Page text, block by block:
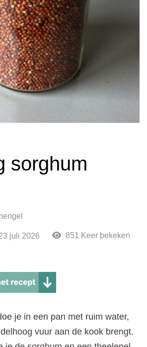
sorghum
juli 2026 851 Keer bekeken
je in een pan met ruim water,
vuur aan de kook brengt.